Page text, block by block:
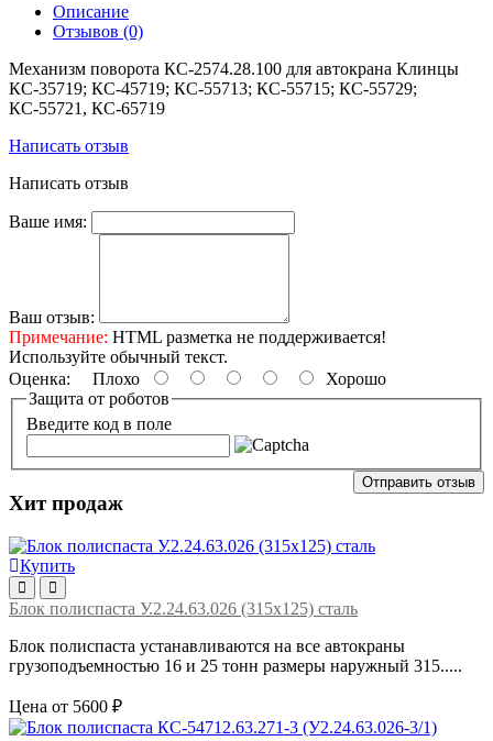
Описание
Отзывов (0)
Механизм поворота КС-2574.28.100 для автокрана Клинцы
КС-35719; КС-45719; КС-55713; КС-55715; КС-55729;
КС-55721, КС-65719
Написать отзыв
Написать отзыв
Ваше имя:
Ваш отзыв:
Примечание: HTML разметка не поддерживается!
Используйте обычный текст.
Оценка: Плохо
Хорошо
Защита от роботов
Введите код в поле
Отправить отзыв
Хит продаж
Купить
Блок полиспаста У.2.24.63.026 (315х125) сталь
Блок полиспаста устанавливаются на все автокраны
грузоподъемностью 16 и 25 тонн размеры наружный 315.....
Цена от 5600 ₽